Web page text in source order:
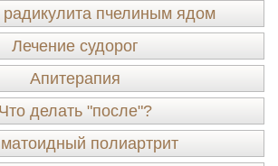
пчелиным ядом
Лечение судорог
Апитерапия
Что делать "после"?
полиартрит